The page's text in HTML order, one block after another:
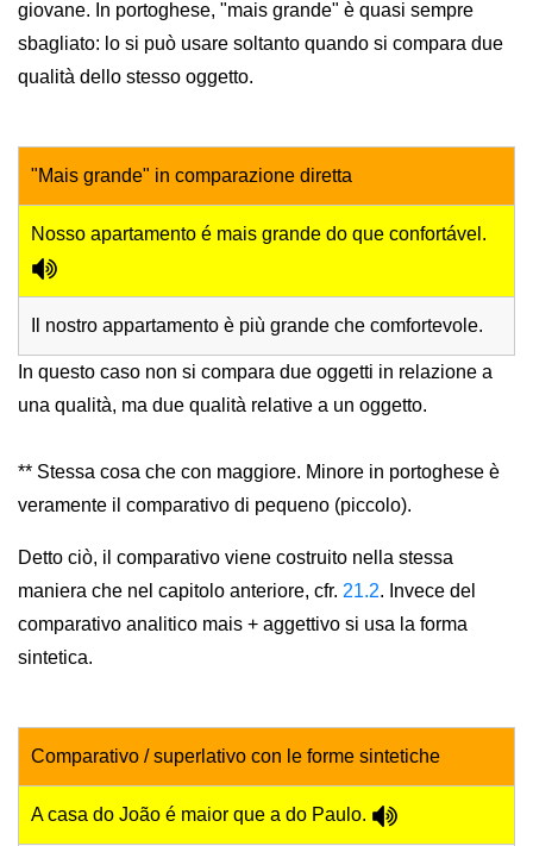
giovane. In portoghese, "mais grande" è quasi sempre
sbagliato: lo si può usare soltanto quando si compara due
qualità dello stesso oggetto.
"Mais grande" in comparazione diretta
Nosso apartamento é mais grande do que confortável.
Il nostro appartamento è più grande che comfortevole.
In questo caso non si compara due oggetti in relazione a
una qualità, ma due qualità relative a un oggetto.
** Stessa cosa che con maggiore. Minore in portoghese è
veramente il comparativo di pequeno (piccolo).
Detto ciò, il comparativo viene costruito nella stessa
maniera che nel capitolo anteriore, cfr. 21.2. Invece del
comparativo analitico mais + aggettivo si usa la forma
sintetica.
Comparativo / superlativo con le forme sintetiche
A casa do João é maior que a do Paulo.